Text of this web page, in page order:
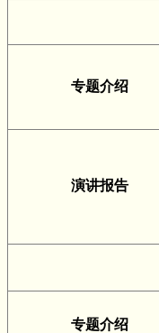
专题介绍
演讲报告
专题介绍